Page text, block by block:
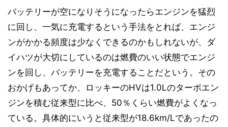
バッテリーが空になりそうになったらエンジンを猛烈
に回し、一気に充電するという手法をとれば、エンジ
ンがかかる頻度は少なくできるのかもしれないが、ダ
イハツが大切にしているのは燃費のいい状態でエンジ
ンを回し、バッテリーを充電することだという。その
おかげもあってか、ロッキーのHVは1.0Lのターボエン
ジンを積む従来型に比べ、50％くらい燃費がよくなっ
ている。具体的にいうと従来型が18.6km/Lであったの